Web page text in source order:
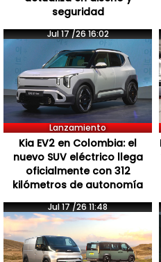
seguridad
Jul 17 /26 16:02
Lanzamiento
Kia EV2 en Colombia: el
nuevo SUV eléctrico llega
oficialmente con 312
kilómetros de autonomía
Jul 17 /26 11:48